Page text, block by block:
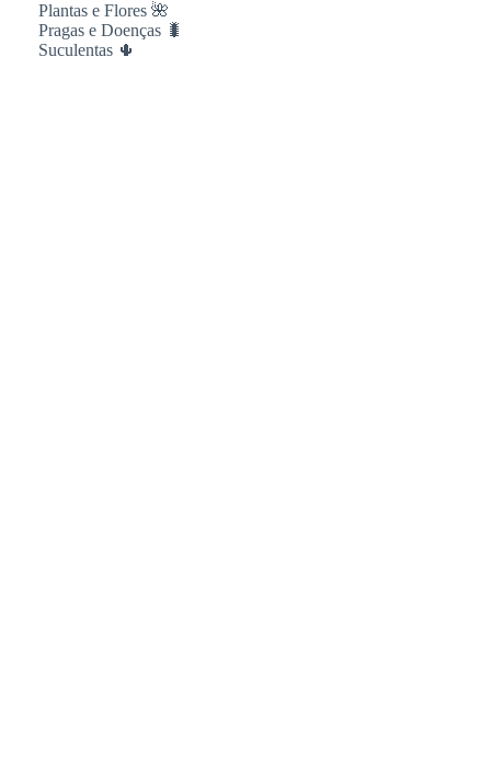
Plantas e Flores 🌺
Pragas e Doenças 🐛
Suculentas 🌵